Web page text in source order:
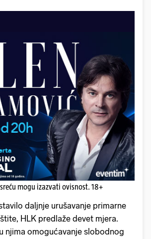
mogu izazvati ovisnost. 18+
daljnje urušavanje primarne
HLK predlaže devet mjera.
njima omogućavanje slobodnog